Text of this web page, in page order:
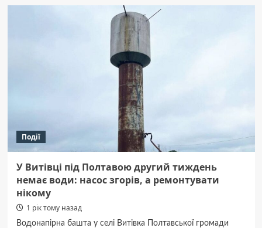
Полтави
Події
У Витівці під Полтавою другий тиждень
немає води: насос згорів, а ремонтувати
нікому
1 рік тому назад
Водонапірна башта у селі Витівка Полтавської громади